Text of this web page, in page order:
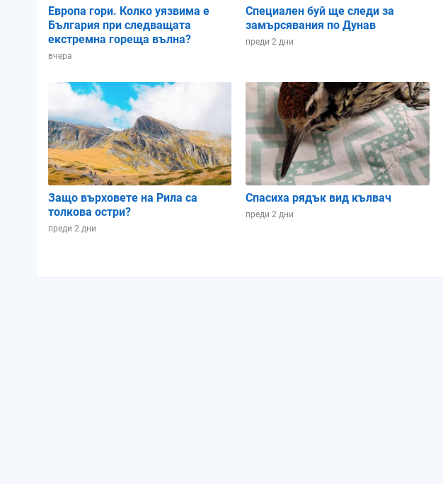
Фаза на луната:
Зодиакален знак:
Позиция в лунен цикъл:
Намаляващ
полумесец
Близнаци
0.84
Европа гори. Колко уязвима е
България при следващата
екстремна гореща вълна?
вчера
Специален буй ще следи за
замърсявания по Дунав
преди 2 дни
Защо върховете на Рила са
толкова остри?
преди 2 дни
Спасиха рядък вид кълвач
преди 2 дни